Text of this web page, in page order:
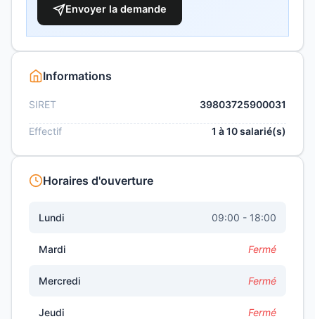
Envoyer la demande
Informations
SIRET 39803725900031
Effectif 1 à 10 salarié(s)
Horaires d'ouverture
Lundi 09:00 - 18:00
Mardi Fermé
Mercredi Fermé
Jeudi Fermé